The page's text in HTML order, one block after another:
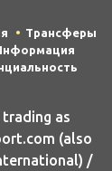
Трансферы
trading as
(also
/